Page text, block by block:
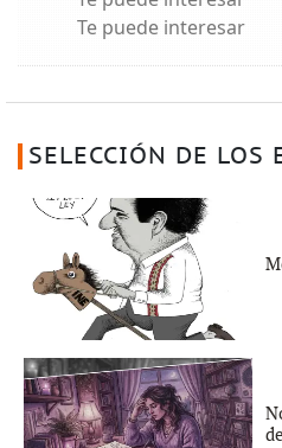
Te puede interesar
SELECCIÓN DE LOS